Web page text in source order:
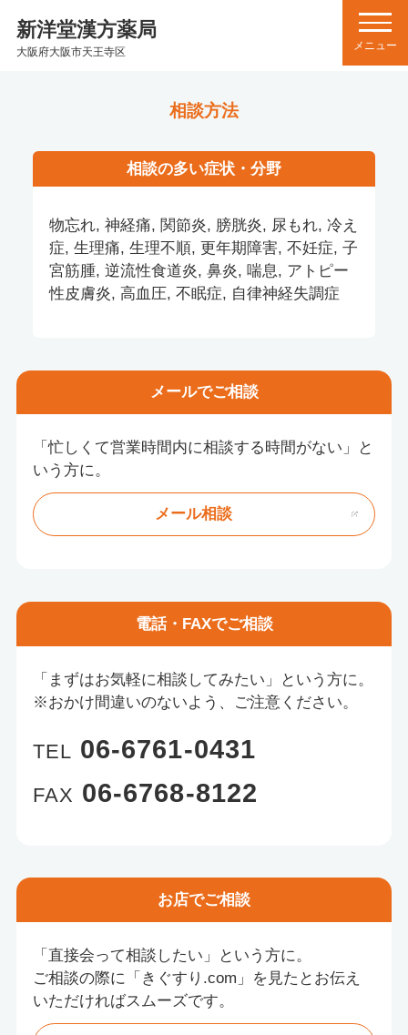
新洋堂漢方薬局
大阪府大阪市天王寺区
相談方法
相談の多い症状・分野
物忘れ, 神経痛, 関節炎, 膀胱炎, 尿もれ, 冷え
症, 生理痛, 生理不順, 更年期障害, 不妊症, 子
宮筋腫, 逆流性食道炎, 鼻炎, 喘息, アトピー
性皮膚炎, 高血圧, 不眠症, 自律神経失調症
メールでご相談
「忙しくて営業時間内に相談する時間がない」と
いう方に。
メール相談
電話・FAXでご相談
「まずはお気軽に相談してみたい」という方に。
※おかけ間違いのないよう、ご注意ください。
TEL 06-6761-0431
FAX 06-6768-8122
お店でご相談
「直接会って相談したい」という方に。
ご相談の際に「きぐすり.com」を見たとお伝え
いただければスムーズです。